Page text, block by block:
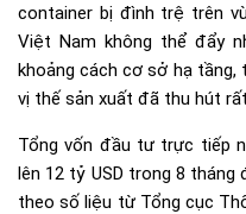
container bị đình trệ trên
Việt Nam không thể đẩy
khoảng cách cơ sở hạ
vị thế sản xuất đã thu hút
Tổng vốn đầu tư trực tiếp
lên 12 tỷ USD trong 8 tháng
theo số liệu từ Tổng cục